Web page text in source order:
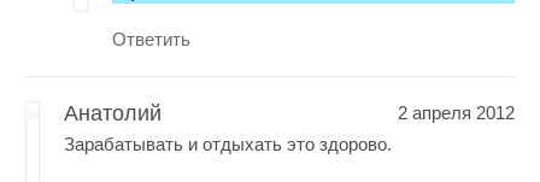
Ответить
Анатолий
2 апреля 2012
Зарабатывать и отдыхать это здорово.